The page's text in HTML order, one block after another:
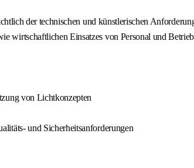
der technischen und künstlerischen
wirtschaftlichen Einsatzes von Personal und
von Lichtkonzepten
und Sicherheitsanforderungen